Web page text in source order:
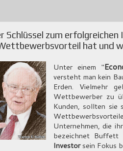
zum erfolgreichen
hat und
Unter einem "
versteht man kein
Erden. Vielmehr
Wettbewerber zu
Kunden, sollten sie
Unternehmen, die
bezeichnet
Investorsein Fokus